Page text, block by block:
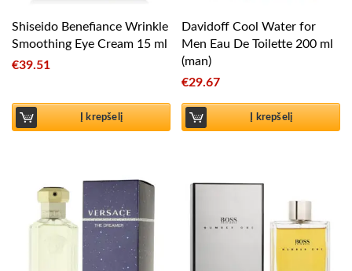
Shiseido Benefiance Wrinkle
Smoothing Eye Cream 15 ml
€39.51
Į krepšelį
Davidoff Cool Water for
Men Eau De Toilette 200 ml
(man)
€29.67
Į krepšelį